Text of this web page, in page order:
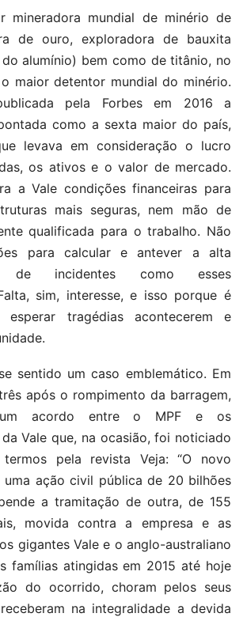
mineradora mundial de minério de
de ouro, exploradora de bauxita
alumínio) bem como de titânio, no
maior detentor mundial do minério.
pela Forbes em 2016 a
como a sexta maior do país,
levava em consideração o lucro
os ativos e o valor de mercado.
a Vale condições financeiras para
mais seguras, nem mão de
qualificada para o trabalho. Não
para calcular e antever a alta
de incidentes como esses
sim, interesse, e isso porque é
esperar tragédias acontecerem e
sentido um caso emblemático. Em
após o rompimento da barragem,
acordo entre o MPF e os
Vale que, na ocasião, foi noticiado
termos pela revista Veja: “O novo
uma ação civil pública de 20 bilhões
a tramitação de outra, de 155
movida contra a empresa e as
gigantes Vale e o anglo-australiano
famílias atingidas em 2015 até hoje
do ocorrido, choram pelos seus
na integralidade a devida